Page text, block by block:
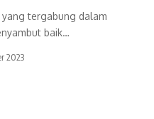
tergabung dalam
baik…
2023